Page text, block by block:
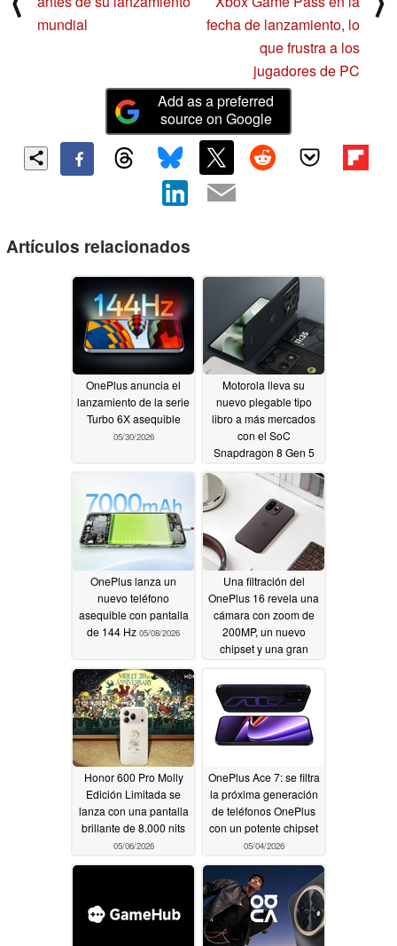
mundial
fecha de lanzamiento, lo
que frustra a los
jugadores de PC
Add as a preferred
source on Google
Artículos relacionados
OnePlus anuncia el
lanzamiento de la serie
Turbo 6X asequible
05/30/2026
Motorola lleva su
nuevo plegable tipo
libro a más mercados
con el SoC
Snapdragon 8 Gen 5
05/13/2026
OnePlus lanza un
nuevo teléfono
asequible con pantalla
de 144 Hz 05/08/2026
Una filtración del
OnePlus 16 revela una
cámara con zoom de
200MP, un nuevo
chipset y una gran
Honor 600 Pro Molly
Edición Limitada se
lanza con una pantalla
brillante de 8.000 nits
05/06/2026
OnePlus Ace 7: se filtra
la próxima generación
de teléfonos OnePlus
con un potente chipset
05/04/2026